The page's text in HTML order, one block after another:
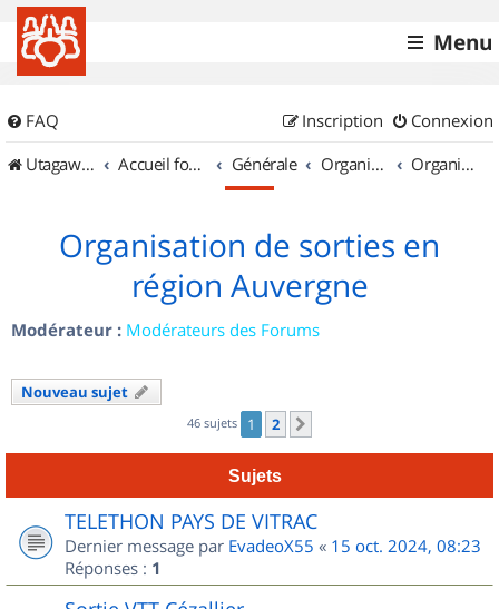
Menu
FAQ Connexion
Inscription
UtagawaVTT (Randos VTT et VTTAE avec traces GPS)
Accueil forum Générale Organisation de sorties & Recherche de partenaires Organisation de sorties en région Auvergne
Organisation de sorties en
région Auvergne
Modérateur : Modérateurs des Forums
Nouveau sujet
46 sujets 1 2
Sujets
TELETHON PAYS DE VITRAC
Dernier message par EvadeoX55 « 15 oct. 2024, 08:23
Réponses : 1